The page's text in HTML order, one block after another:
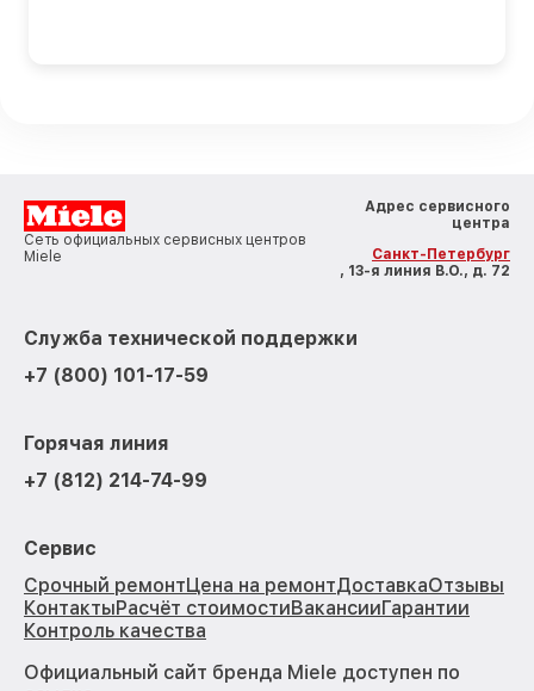
Сеть официальных сервисных центров
Miele
Адрес сервисного
центра
Санкт-Петербург
, 13-я линия В.О., д. 72
Служба технической поддержки
+7 (800) 101-17-59
Горячая линия
+7 (812) 214-74-99
Сервис
Срочный ремонтЦена на ремонтДоставкаОтзывы
КонтактыРасчёт стоимостиВакансииГарантии
Контроль качества
Официальный сайт бренда Miele доступен по